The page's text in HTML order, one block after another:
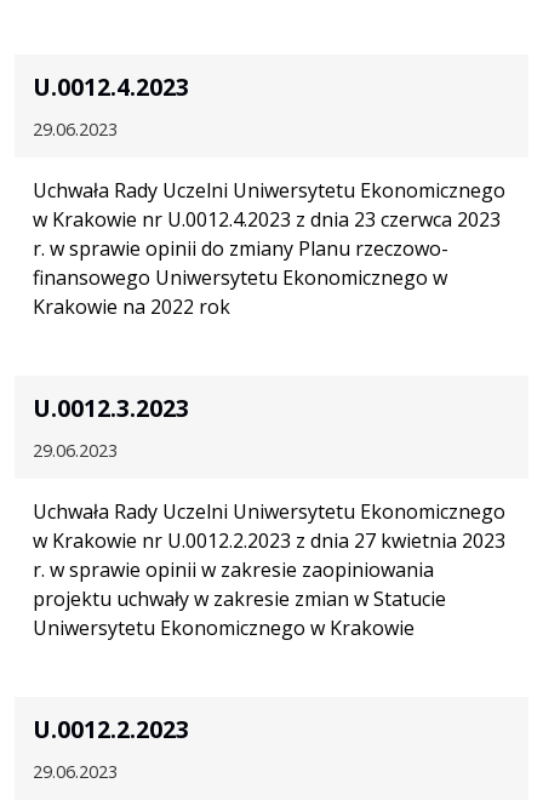
U.0012.4.2023
29.06.2023
Uchwała Rady Uczelni Uniwersytetu Ekonomicznego
w Krakowie nr U.0012.4.2023 z dnia 23 czerwca 2023
r. w sprawie opinii do zmiany Planu rzeczowo-
finansowego Uniwersytetu Ekonomicznego w
Krakowie na 2022 rok
U.0012.3.2023
29.06.2023
Uchwała Rady Uczelni Uniwersytetu Ekonomicznego
w Krakowie nr U.0012.2.2023 z dnia 27 kwietnia 2023
r. w sprawie opinii w zakresie zaopiniowania
projektu uchwały w zakresie zmian w Statucie
Uniwersytetu Ekonomicznego w Krakowie
U.0012.2.2023
29.06.2023